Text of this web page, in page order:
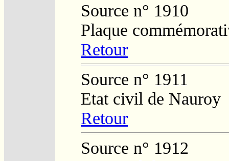
Source n° 1910
Plaque
Retour
Source n° 1911
Etat civil de Nauroy
Retour
Source n° 1912